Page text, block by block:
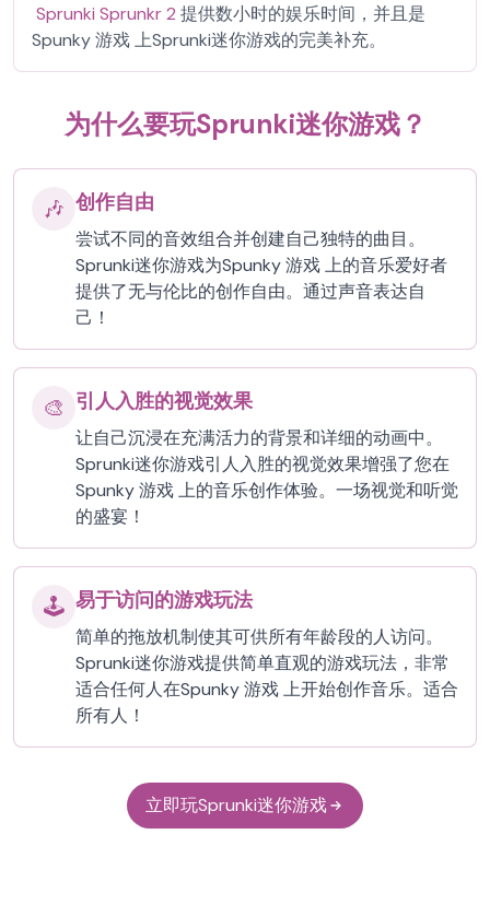
Sprunki Sprunkr 2 提供数小时的娱乐时间，并且是
Spunky 游戏 上Sprunki迷你游戏的完美补充。
为什么要玩Sprunki迷你游戏？
🎶 创作自由
尝试不同的音效组合并创建自己独特的曲目。
Sprunki迷你游戏为Spunky 游戏 上的音乐爱好者
提供了无与伦比的创作自由。通过声音表达自
己！
🎨 引人入胜的视觉效果
让自己沉浸在充满活力的背景和详细的动画中。
Sprunki迷你游戏引人入胜的视觉效果增强了您在
Spunky 游戏 上的音乐创作体验。一场视觉和听觉
的盛宴！
🕹️ 易于访问的游戏玩法
简单的拖放机制使其可供所有年龄段的人访问。
Sprunki迷你游戏提供简单直观的游戏玩法，非常
适合任何人在Spunky 游戏 上开始创作音乐。适合
所有人！
立即玩Sprunki迷你游戏